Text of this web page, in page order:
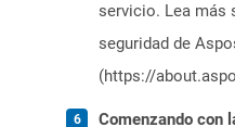
servicio. Lea más
seguridad de
(https://
Comenzando con